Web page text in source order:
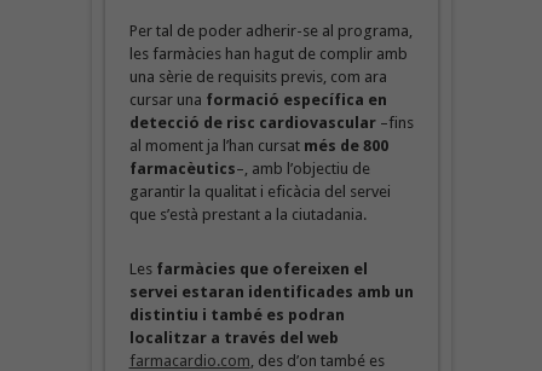
Per tal de poder adherir-se al programa,
les farmàcies han hagut de complir amb
una sèrie de requisits previs, com ara
cursar una formació específica en
detecció de risc cardiovascular–fins
al moment ja l’han cursat més de 800
farmacèutics–, amb l’objectiu de
garantir la qualitat i eficàcia del servei
que s’està prestant a la ciutadania.
Lesfarmàcies que ofereixen el
servei estaran identificades amb un
distintiu i també es podran
localitzar a través del web
farmacardio.com , des d’on també es